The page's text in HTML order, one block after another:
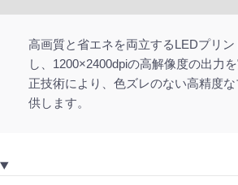
高画質と省エネを両立するLEDプリ
し、1200×2400dpiの高解像度の出力
正技術により、色ズレのない高精度
供します。